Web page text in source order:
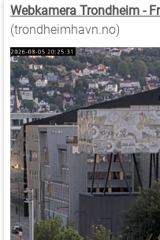
Webkamera Trondheim -
(trondheimhavn.no)